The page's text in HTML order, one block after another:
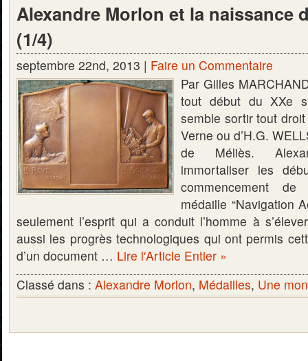
Alexandre Morlon et la naissance
(1/4)
septembre 22nd, 2013 | Faire un Commentaire
Par Gilles
tout début du XXe
semble sortir tout
Verne ou d’H.G.
de Méliès.
immortaliser les
commencement
médaille “Navigation
seulement l’esprit qui a conduit l’homme à
aussi les progrès technologiques qui ont permis
d’un document … Lire l'Article Entier »
Classé dans : Alexandre Morlon, Médailles, Une